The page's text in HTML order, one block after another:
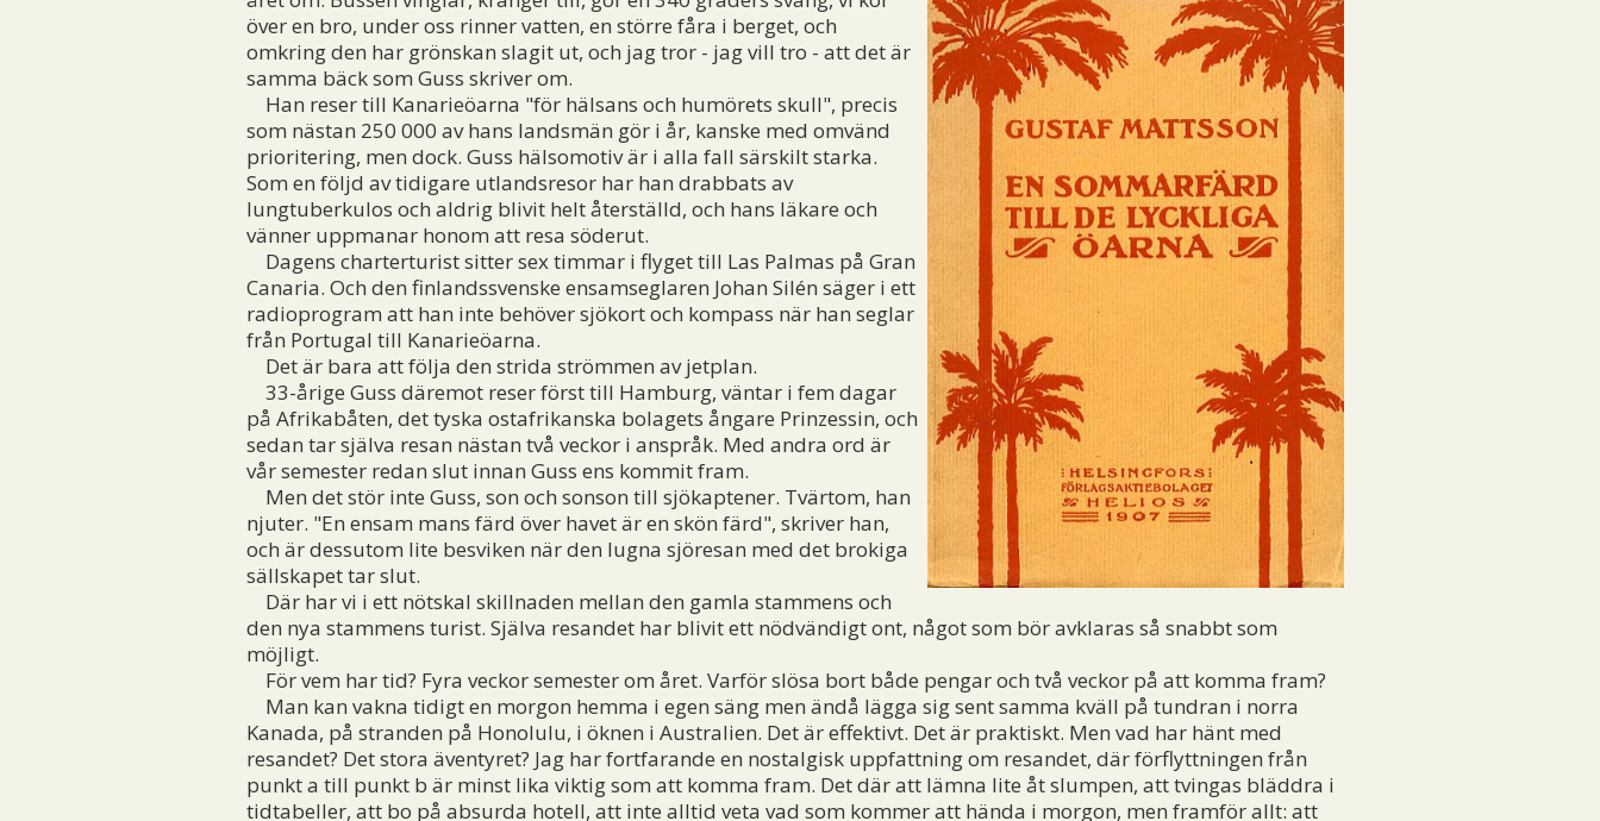
över en bro, under oss rinner vatten, en större fåra i berget, och
omkring den har grönskan slagit ut, och jag tror - jag vill tro - att det är
samma bäck som Guss skriver om.
Han reser till Kanarieöarna "för hälsans och humörets skull", precis
som nästan 250 000 av hans landsmän gör i år, kanske med omvänd
prioritering, men dock. Guss hälsomotiv är i alla fall särskilt starka.
Som en följd av tidigare utlandsresor har han drabbats av
lungtuberkulos och aldrig blivit helt återställd, och hans läkare och
vänner uppmanar honom att resa söderut.
Dagens charterturist sitter sex timmar i flyget till Las Palmas på Gran
Canaria. Och den finlandssvenske ensamseglaren Johan Silén säger i ett
radioprogram att han inte behöver sjökort och kompass när han seglar
från Portugal till Kanarieöarna.
Det är bara att följa den strida strömmen av jetplan.
33-årige Guss däremot reser först till Hamburg, väntar i fem dagar
på Afrikabåten, det tyska ostafrikanska bolagets ångare Prinzessin, och
sedan tar själva resan nästan två veckor i anspråk. Med andra ord är
vår semester redan slut innan Guss ens kommit fram.
Men det stör inte Guss, son och sonson till sjökaptener. Tvärtom, han
njuter. "En ensam mans färd över havet är en skön färd", skriver han,
och är dessutom lite besviken när den lugna sjöresan med det brokiga
sällskapet tar slut.
Där har vi i ett nötskal skillnaden mellan den gamla stammens och
den nya stammens turist. Själva resandet har blivit ett nödvändigt ont, något som bör avklaras så snabbt som
möjligt.
För vem har tid? Fyra veckor semester om året. Varför slösa bort både pengar och två veckor på att komma fram?
Man kan vakna tidigt en morgon hemma i egen säng men ändå lägga sig sent samma kväll på tundran i norra
Kanada, på stranden på Honolulu, i öknen i Australien. Det är effektivt. Det är praktiskt. Men vad har hänt med
resandet? Det stora äventyret? Jag har fortfarande en nostalgisk uppfattning om resandet, där förflyttningen från
punkt a till punkt b är minst lika viktig som att komma fram. Det där att lämna lite åt slumpen, att tvingas bläddra i
tidtabeller, att bo på absurda hotell, att inte alltid veta vad som kommer att hända i morgon, men framför allt: att